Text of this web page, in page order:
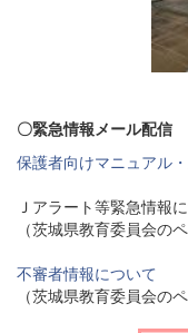
〇緊急情報メール配信
保護者向けマニュアル
Ｊアラート等緊急情報
（茨城県教育委員会の
不審者情報について
（茨城県教育委員会の